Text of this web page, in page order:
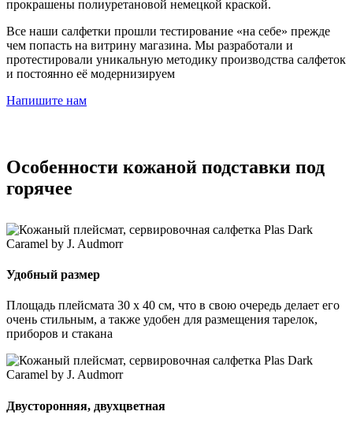
прокрашены полиуретановой немецкой краской.
Все наши салфетки прошли тестирование «на себе» прежде
чем попасть на витрину магазина. Мы разработали и
протестировали уникальную методику производства салфеток
и постоянно её модернизируем
Напишите нам
Особенности кожаной подставки под
горячее
Удобный размер
Площадь плейсмата 30 х 40 см, что в свою очередь делает его
очень стильным, а также удобен для размещения тарелок,
приборов и стакана
Двусторонняя, двухцветная